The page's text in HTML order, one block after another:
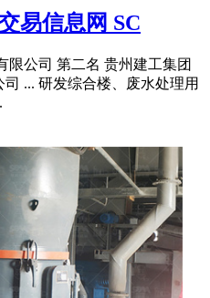
易信息网 SC
限公司 第二名 贵州建工集团
... 研发综合楼、废水处理用